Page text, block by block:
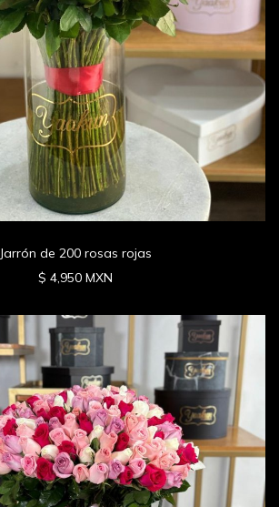
Jarrón de 200 rosas rojas
$ 4,950 MXN